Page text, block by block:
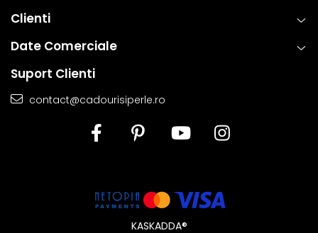
Clienti
Date Comerciale
Suport Clienti
contact@cadourisiperle.ro
KASKADDA®